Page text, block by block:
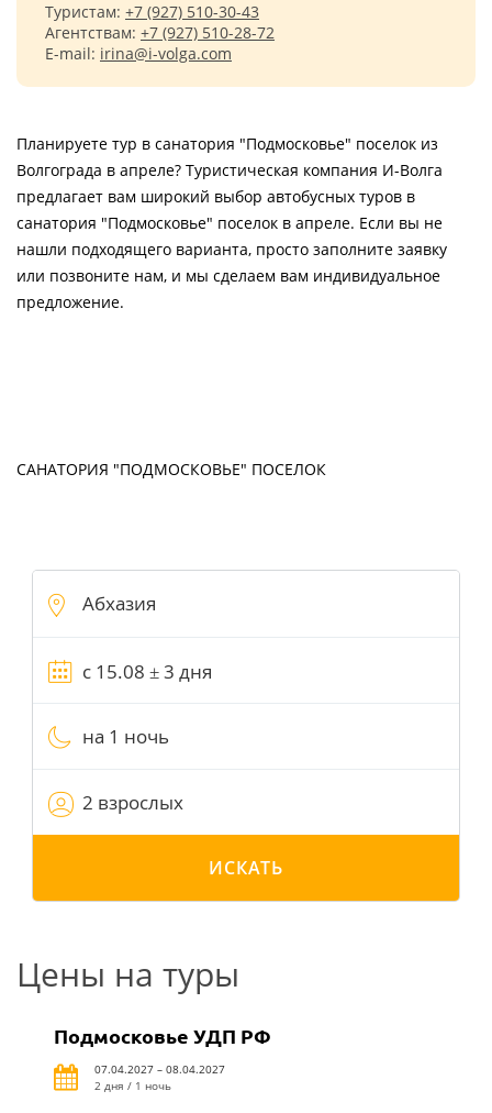
Туристам: +7 (927) 510-30-43
Агентствам: +7 (927) 510-28-72
E-mail: irina@i-volga.com
Планируете тур в санатория "Подмосковье" поселок из
Волгограда в апреле? Туристическая компания И-Волга
предлагает вам широкий выбор автобусных туров в
санатория "Подмосковье" поселок в апреле. Если вы не
нашли подходящего варианта, просто заполните заявку
или позвоните нам, и мы сделаем вам индивидуальное
предложение.
САНАТОРИЯ "ПОДМОСКОВЬЕ" ПОСЕЛОК
на 1 ночь
2 взрослых
ИСКАТЬ
Цены на туры
Подмосковье УДП РФ
07.04.2027 – 08.04.2027
2 дня / 1 ночь